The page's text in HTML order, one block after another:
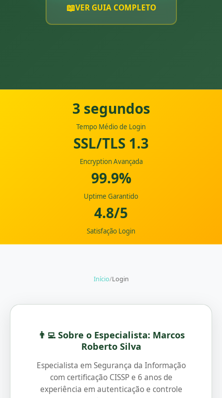
📖VER GUIA COMPLETO
3 segundos
Tempo Médio de Login
SSL/TLS 1.3
Encryption Avançada
99.9%
Uptime Garantido
4.8/5
Satisfação Login
Início/Login
👨‍💻 Sobre o Especialista: Marcos
Roberto Silva
Especialista em Segurança da Informação
com certificação CISSP e 6 anos de
experiência em autenticação e controle